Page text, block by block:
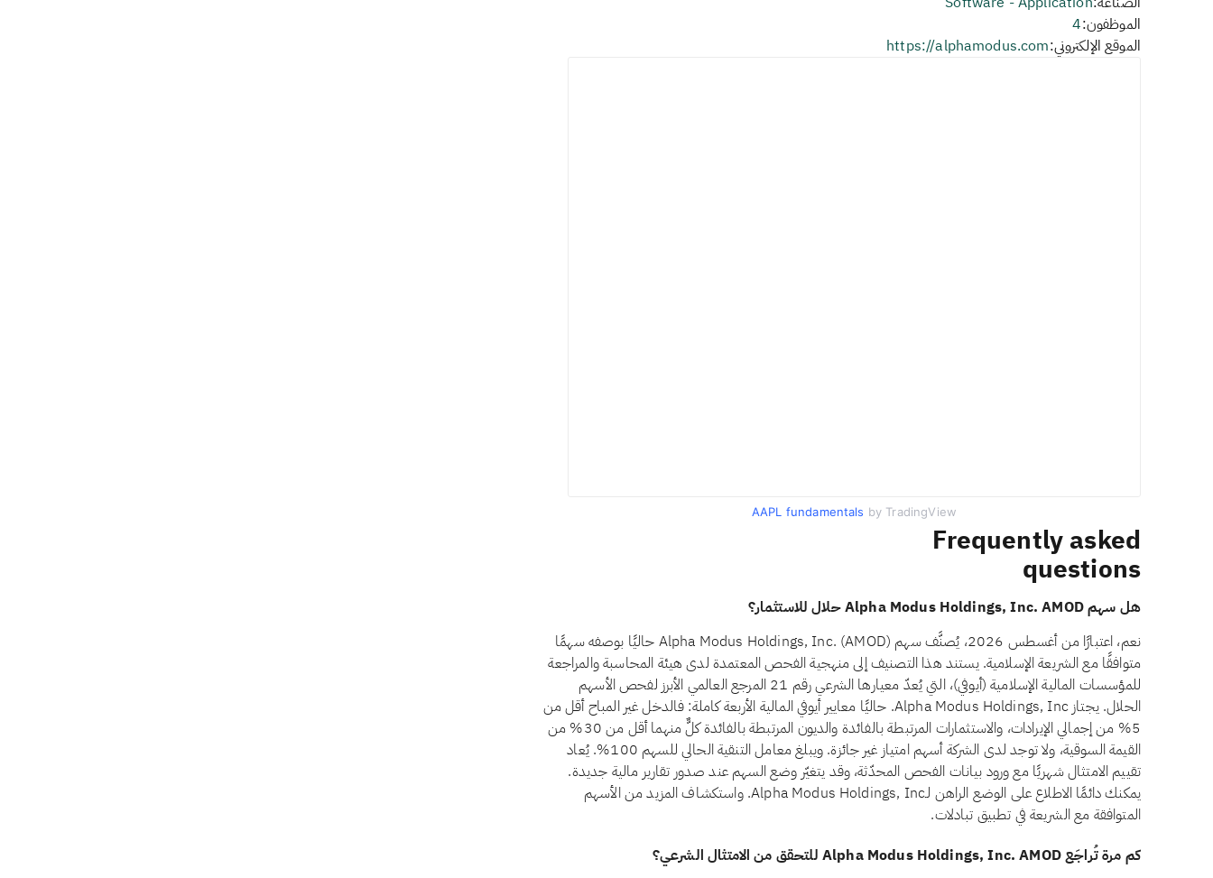
الموظفون:4
الموقع الإلكتروني:https://alphamodus.com
AAPL fundamentals by TradingView
Frequently asked
questions
هل سهم Alpha Modus Holdings, Inc. AMOD حلال للاستثمار؟
نعم، اعتبارًا من أغسطس 2026، يُصنَّف سهم Alpha Modus Holdings, Inc. (AMOD) حاليًا بوصفه سهمًا
متوافقًا مع الشريعة الإسلامية. يستند هذا التصنيف إلى منهجية الفحص المعتمدة لدى هيئة المحاسبة والمراجعة
للمؤسسات المالية الإسلامية (أيوفي)، التي يُعدّ معيارها الشرعي رقم 21 المرجع العالمي الأبرز لفحص الأسهم
الحلال. يجتاز Alpha Modus Holdings, Inc. حاليًا معايير أيوفي المالية الأربعة كاملة: فالدخل غير المباح أقل من
5% من إجمالي الإيرادات، والاستثمارات المرتبطة بالفائدة والديون المرتبطة بالفائدة كلٌّ منهما أقل من 30% من
القيمة السوقية، ولا توجد لدى الشركة أسهم امتياز غير جائزة. ويبلغ معامل التنقية الحالي للسهم 100%. يُعاد
تقييم الامتثال شهريًا مع ورود بيانات الفحص المحدّثة، وقد يتغيّر وضع السهم عند صدور تقارير مالية جديدة.
يمكنك دائمًا الاطلاع على الوضع الراهن لـAlpha Modus Holdings, Inc. واستكشاف المزيد من الأسهم
المتوافقة مع الشريعة في تطبيق تبادلات.
كم مرة تُراجَع Alpha Modus Holdings, Inc. AMOD للتحقق من الامتثال الشرعي؟